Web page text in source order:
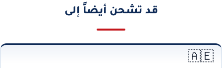
قد تشحن أيضاً إلى
🇦🇪